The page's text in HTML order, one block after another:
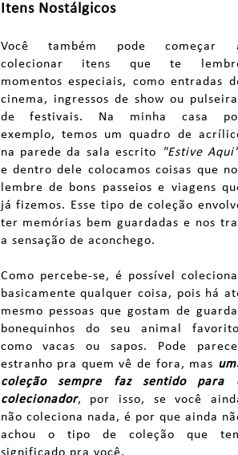
Itens Nostálgicos
Você também pode começar
colecionar itens que te
momentos especiais, como entradas
cinema, ingressos de show ou
de festivais. Na minha casa
exemplo, temos um quadro de
na parede da sala escrito "Estive
e dentro dele colocamos coisas que
lembre de bons passeios e viagens
já fizemos. Esse tipo de coleção
ter memórias bem guardadas e nos
a sensação de aconchego.
Como percebe-se, é possível
basicamente qualquer coisa, pois há
mesmo pessoas que gostam de
bonequinhos do seu animal
como vacas ou sapos. Pode
estranho pra quem vê de fora, mas
coleção sempre faz sentido para
colecionador, por isso, se você
não coleciona nada, é por que ainda
achou o tipo de coleção que